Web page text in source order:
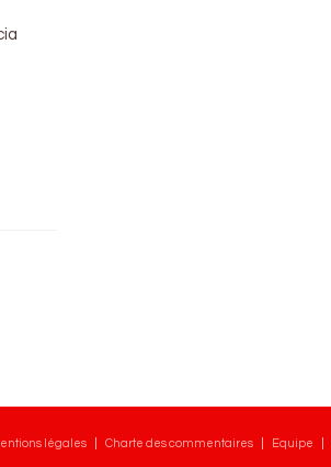
légales Charte des commentaires Equipe